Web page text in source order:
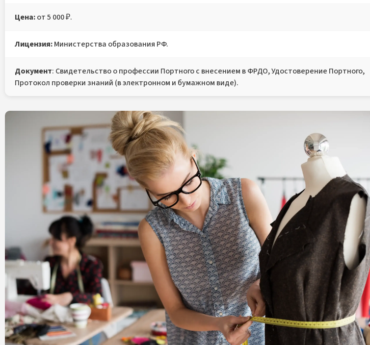
Цена:от 5 000 ₽.
Лицензия:Министерства образования РФ.
Документ: Свидетельство о профессии Портного с внесением в ФРДО, Удостоверение Портного,
Протокол проверки знаний (в электронном и бумажном виде).